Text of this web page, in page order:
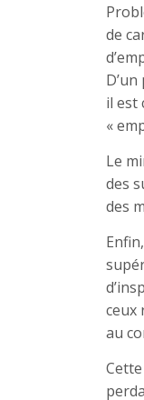
de
il est
«
Le
des
des
ceux
au